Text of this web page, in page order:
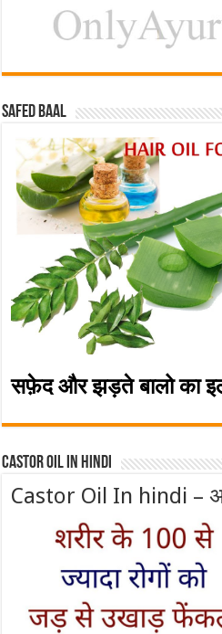
Safed baal
सफ़ेद और झड़ते बालो का
Castor Oil In Hindi
Castor Oil In hindi –